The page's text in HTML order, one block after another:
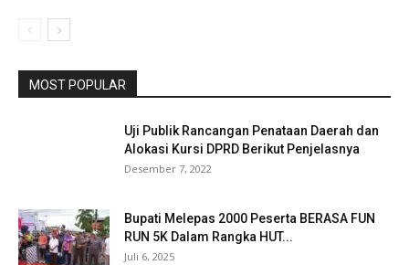
MOST POPULAR
Uji Publik Rancangan Penataan Daerah dan
Alokasi Kursi DPRD Berikut Penjelasnya
Desember 7, 2022
Bupati Melepas 2000 Peserta BERASA FUN
RUN 5K Dalam Rangka HUT...
Juli 6, 2025